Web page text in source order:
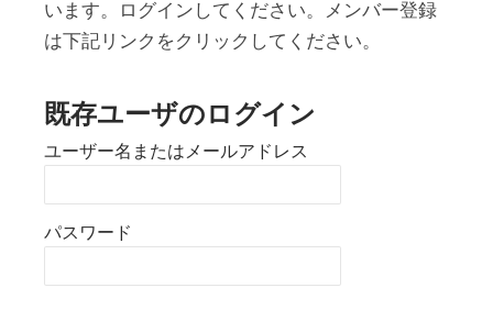
います。ログインしてください。メンバー登録
は下記リンクをクリックしてください。
既存ユーザのログイン
ユーザー名またはメールアドレス
パスワード